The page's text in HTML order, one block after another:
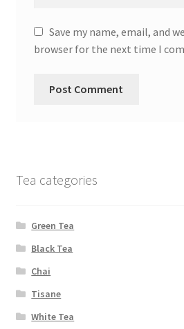
Save my name, email, and
browser for the next time I
Tea categories
Green Tea
Black Tea
Chai
Tisane
White Tea